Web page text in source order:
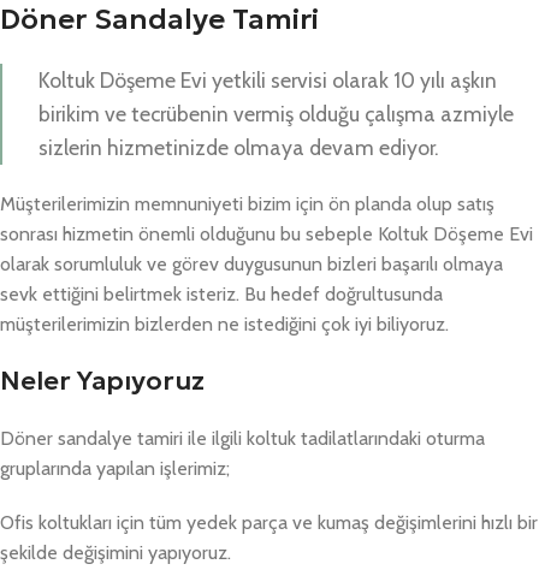
Döner Sandalye Tamiri
Koltuk Döşeme Evi yetkili servisi olarak 10 yılı aşkın
birikim ve tecrübenin vermiş olduğu çalışma azmiyle
sizlerin hizmetinizde olmaya devam ediyor.
Müşterilerimizin memnuniyeti bizim için ön planda olup satış
sonrası hizmetin önemli olduğunu bu sebeple Koltuk Döşeme Evi
olarak sorumluluk ve görev duygusunun bizleri başarılı olmaya
sevk ettiğini belirtmek isteriz. Bu hedef doğrultusunda
müşterilerimizin bizlerden ne istediğini çok iyi biliyoruz.
Neler Yapıyoruz
Döner sandalye tamiri ile ilgili koltuk tadilatlarındaki oturma
gruplarında yapılan işlerimiz;
Ofis koltukları için tüm yedek parça ve kumaş değişimlerini hızlı bir
şekilde değişimini yapıyoruz.